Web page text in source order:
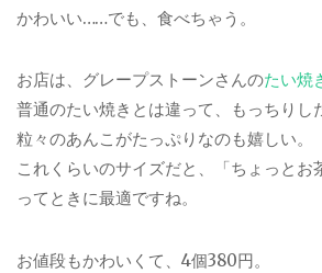
かわいい……でも、食べちゃう。
お店は、グレープストーンさんのたい焼
普通のたい焼きとは違って、もっちりし
粒々のあんこがたっぷりなのも嬉しい。
これくらいのサイズだと、「ちょっとお
ってときに最適ですね。
お値段もかわいくて、4個380円。